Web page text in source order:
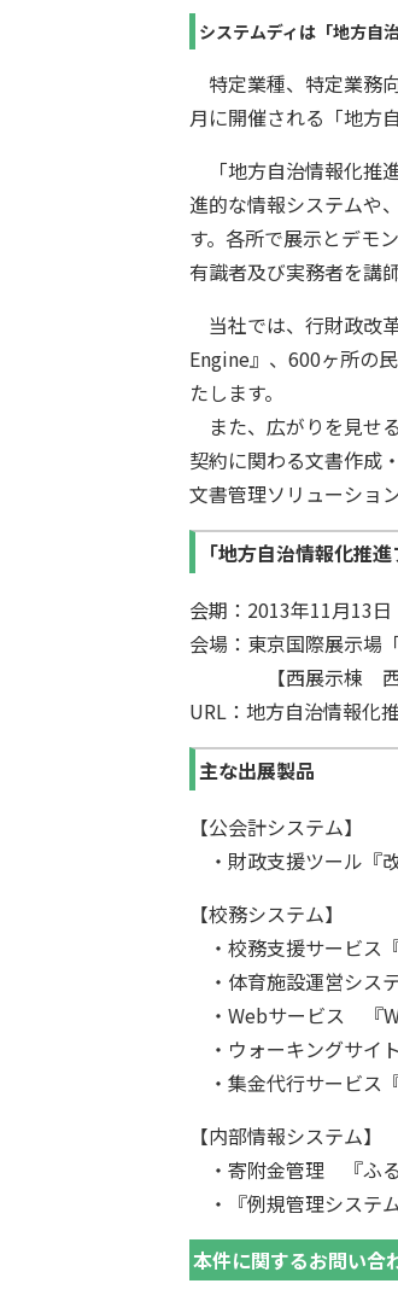
システムディは「地方自
特定業種、特定業務
月に開催される「地方
「地方自治情報化推
進的な情報システムや
す。各所で展示とデモ
有識者及び実務者を講
当社では、行財政改
Engine』、600ヶ所の
たします。
また、広がりを見せ
契約に関わる文書作成
文書管理ソリューショ
「地方自治情報化推
会期：2013年11月13
会場：東京国際展示場
【西展示棟 西3、4
URL： 地方自治情報化
主な出展製品
【公会計システム】
・財政支援ツール『改
【校務システム】
・校務支援サービス
・体育施設運営シス
・Webサービス 『
・ウォーキングサイ
・集金代行サービス
【内部情報システム】
・寄附金管理 『ふる
・『例規管理システ
本件に関するお問い合